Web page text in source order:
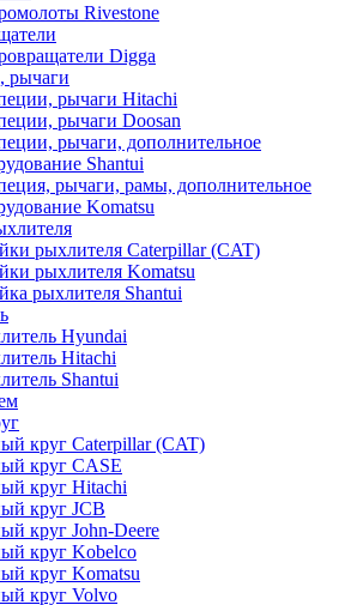
Rivestone
Digga
рычаги
рычаги Hitachi
рычаги Doosan
рычаги, дополнительное
Shantui
рычаги, рамы, дополнительное
Komatsu
рыхлителя Caterpillar (CAT)
рыхлителя Komatsu
рыхлителя Shantui
Hyundai
Hitachi
Shantui
круг Caterpillar (CAT)
круг CASE
круг Hitachi
круг JCB
круг John-Deere
круг Kobelco
круг Komatsu
круг Volvo